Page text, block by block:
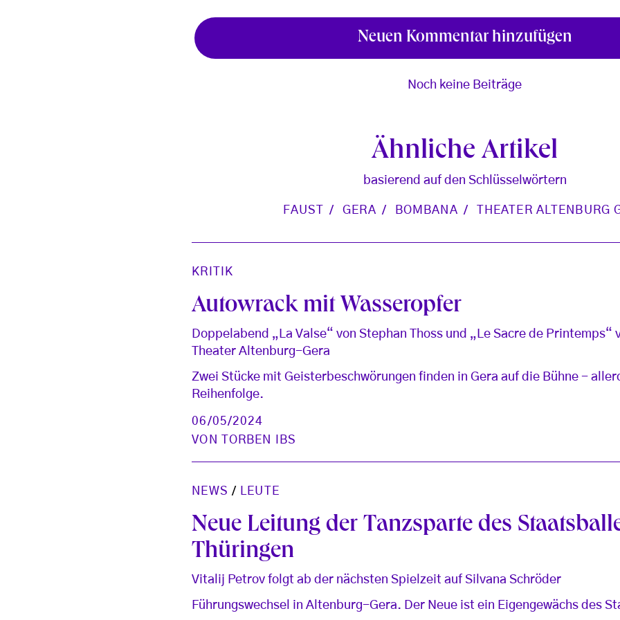
Neuen Kommentar hinzufügen
Noch keine Beiträge
Ähnliche Artikel
basierend auf den Schlüsselwörtern
FAUST GERA BOMBANA THEATER ALTENBURG
KRITIK
Autowrack mit Wasseropfer
Doppelabend „La Valse“ von Stephan Thoss und „Le Sacre de Printemps“
Theater Altenburg-Gera
Zwei Stücke mit Geisterbeschwörungen finden in Gera auf die Bühne -
Reihenfolge.
06/05/2024
VON
TORBEN IBS
NEWS / LEUTE
Neue Leitung der Tanzsparte des
Thüringen
Vitalij Petrov folgt ab der nächsten Spielzeit auf Silvana Schröder
Führungswechsel in Altenburg-Gera. Der Neue ist ein Eigengewächs des